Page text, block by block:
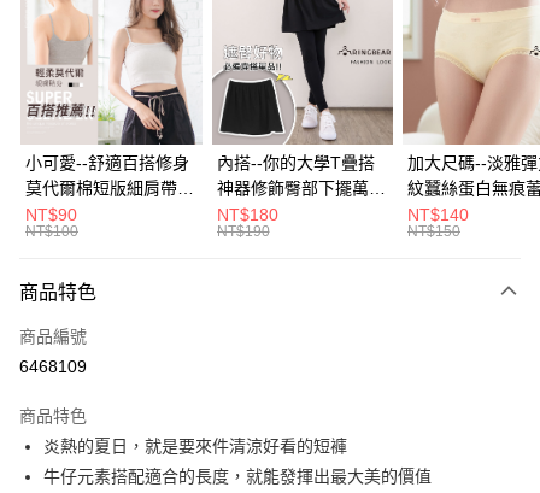
LINE Pay
Apple Pay
街口支付
悠遊付
Google Pay
全盈+PAY
大哥付你分期
【大哥付你分期使用說明】
1.本服務由台灣大哥大提供，台灣大哥大用戶可立即使用無須另外申請。
流程，驗證手機門號後，選擇欲分期的期數、繳款截止日，確認付款後即完
成交易。
3.實際核准額度、可分期數及費用金額請依後續交易確認頁面所載為準。
4.訂單成立30分鐘內，如未前往確認交易或遇審核未通過，訂單將自動取
AFTEE先享後付
【關於「AFTEE先享後付」】
AFTEE先享後付是「在收到商品之後才付款」的支付方式。 讓您購物簡單
便利好安心！
１．簡單：不需註冊會員、不需綁卡、不需儲值。
ATM付款
小可愛--舒適百搭修身
莫代爾棉短版細肩帶素
色背心(白.黑.灰L-2L)-
U582眼圈熊中大尺碼
NT$90
NT$100
內搭--你的大學T疊搭
神器修飾臀部下擺萬用
內搭裙/遮臀裙(黑2L-
6L)-Q155眼圈熊中大
NT$180
NT$190
加大尺碼--淡雅
紋蠶絲蛋白無痕
角內褲(白.粉.藍.
3L)-L28眼圈熊中
NT$140
NT$150
商品特色
商品編號
6468109
商品特色
炎熱的夏日，就是要來件清涼好看的短褲
牛仔元素搭配適合的長度，就能發揮出最大美的價值